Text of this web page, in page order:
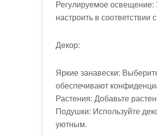
Регулируемое
настроить в
Декор:
Яркие занавески:
обеспечивают
Растения: Добавьте
Подушки: Используйте
уютным.